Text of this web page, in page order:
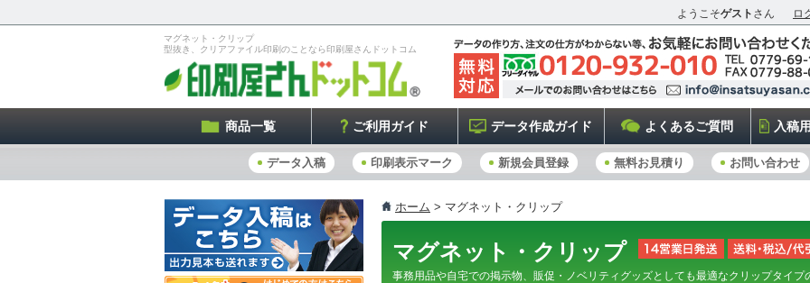
マグネット・クリップ
型抜き、クリアファイル印刷のことなら印刷屋さんドットコム
ようこそゲスト さん ロ
商品一覧 ご利用ガイド データ作成ガイド よくあるご質問 入稿
データ入稿 印刷表示マーク 新規会員登録 無料お見積り お問い合わせ
ホーム > マグネット・クリップ
マグネット・クリップ
事務用品や自宅での掲示物、販促・ノベリティグッズとしても最適なクリップタイプ